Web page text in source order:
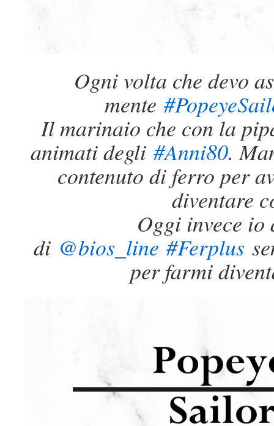
Ogni volta che devo
mente
Il marinaio che con la
animati degli #Anni80.
contenuto di ferro per
diventare
Oggi invece
di @bios_line #Ferplus
per farmi